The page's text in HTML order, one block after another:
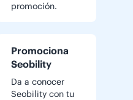
promoción.
Promociona
Seobility
Da a conocer
Seobility con tu